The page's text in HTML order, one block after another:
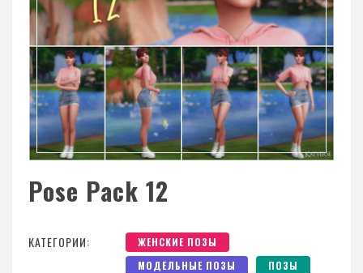
Pose Pack 12
КАТЕГОРИИ:
ЖЕНСКИЕ ПОЗЫ
МОДЕЛЬНЫЕ ПОЗЫ
ПОЗЫ